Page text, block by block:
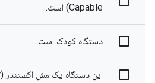
Capable) است.
دستگاه کودک است.
این دستگاه یک مش اکستندر (Mesh Extender) است.